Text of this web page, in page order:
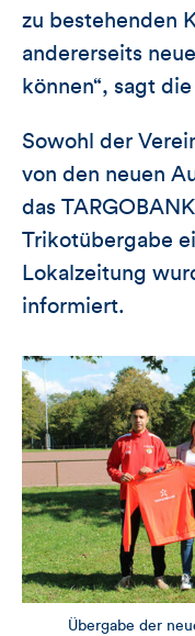
zu bestehenden
andererseits
können“, sagt
Sowohl der
von den neuen
das
Trikotübergabe
Lokalzeitung
informiert.
Übergabe der